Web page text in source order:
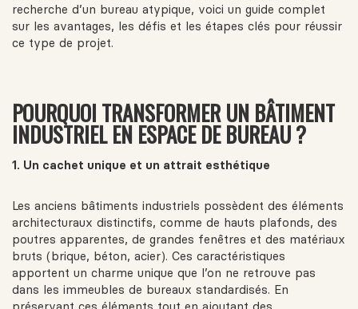
recherche d’un bureau atypique, voici un guide complet
sur les avantages, les défis et les étapes clés pour réussir
ce type de projet.
POURQUOI TRANSFORMER UN BÂTIMENT
INDUSTRIEL EN ESPACE DE BUREAU ?
1. Un cachet unique et un attrait esthétique
Les anciens bâtiments industriels possèdent des éléments
architecturaux distinctifs, comme de hauts plafonds, des
poutres apparentes, de grandes fenêtres et des matériaux
bruts (brique, béton, acier). Ces caractéristiques
apportent un charme unique que l’on ne retrouve pas
dans les immeubles de bureaux standardisés. En
préservant ces éléments tout en ajoutant des